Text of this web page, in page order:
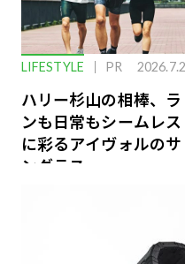
LIFESTYLE PR
ハリー杉山の相棒、ラ
ンも日常もシームレス
に彩るアイヴォルのサ
ングラス